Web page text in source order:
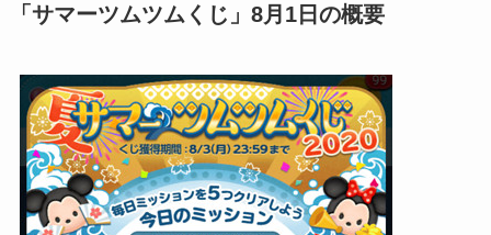
「サマーツムツムくじ」8月1日の概要